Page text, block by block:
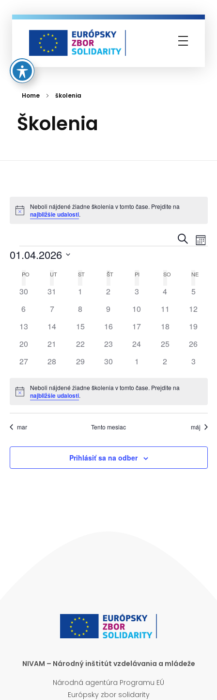
Home školenia
školenia
Notice
Neboli nájdené žiadne školenia v tomto čase. Prejdite na
najbližšie udalosti.
and
Vyhľadať
01.04.2026
Kalendár
školenia
PO UT ST ŠT PI SO NE
0
30
0
31
0
1
0
2
0
3
0
4
0
5
0
6
0
7
0
8
0
9
0
10
0
11
0
12
0
13
0
14
0
15
0
16
0
17
0
18
0
19
0
20
0
21
0
22
0
23
0
24
0
25
0
26
0
27
0
28
0
29
0
30
0
1
0
2
0
3
Notice
Neboli nájdené žiadne školenia v tomto čase. Prejdite na
najbližšie udalosti.
mar Tento mesiac máj
Prihlásiť sa na odber
NIVAM – Národný inštitút vzdelávania a mládeže
Národná agentúra Programu EÚ
Európsky zbor solidarity